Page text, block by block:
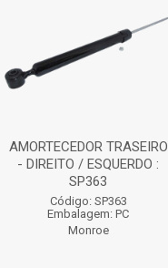
AMORTECEDOR TRASEIRO
- DIREITO / ESQUERDO :
SP363
Código: SP363
Embalagem: PC
Monroe